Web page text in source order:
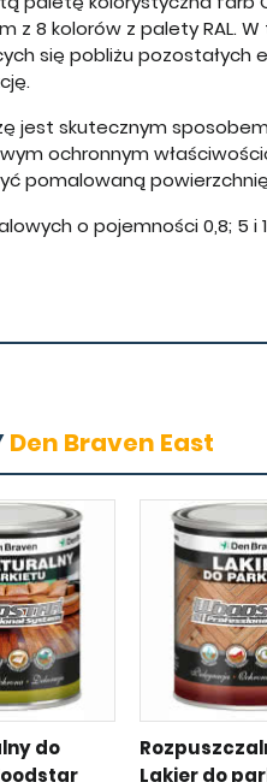
8 kolorów z palety RAL.
się pobliżu pozostałych
jest skutecznym
ochronnym
pomalowaną
o pojemności 0,8; 5 i
Den Braven East
do
Lakier do